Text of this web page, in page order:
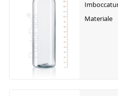
Materiale